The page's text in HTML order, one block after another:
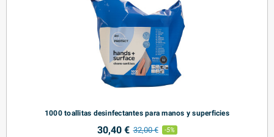
1000 toallitas desinfectantes para manos y superficies
30,40 € 32,00 € -5%